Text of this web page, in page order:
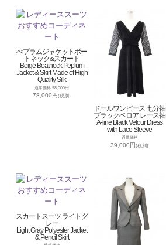
ぺプラムジャケットボー
トネック&スカート
Beige Boatneck Peplum
Jacket & Skirt Made of High
Quality Silk
通常価格 98,000円
78,000円(税別)
ドールワンピース 七分袖
ブラックベロア レース袖
A-line Black Velour Dress
with Lace Sleeve
通常価格
39,000円(税別)
スカートスーツ ライトグ
レー
Light Gray Polyester Jacket
& Pencil Skirt